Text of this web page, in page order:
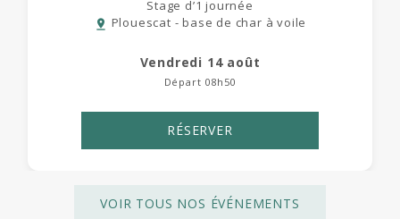
Stage d’1 journée
pin_drop Plouescat - base de char à voile
vendredi 14 août
Départ 08h50
RÉSERVER
VOIR TOUS NOS ÉVÉNEMENTS